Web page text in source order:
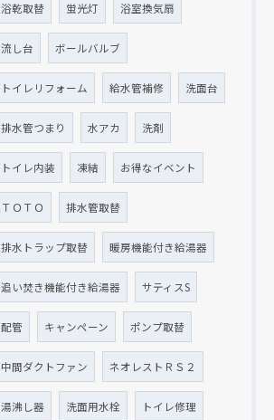
浴乾取替 蛍光灯 浴室換気扇
流し台 ボールバルブ
トイレリフォーム 給水管補修 洗面台
排水管つまり 水アカ 洗剤
トイレ内装 凍結 お得なイベント
ＴＯＴＯ 排水管取替
排水トラップ取替 暖房機能付き給湯器
追い焚き機能付き給湯器 サティスS
配管 キャンペーン ポンプ取替
中間ダクトファン ネオレストＲＳ２
湯沸し器 洗面用水栓 トイレ修理